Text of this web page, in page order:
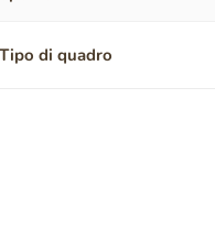
Tipo di quadro